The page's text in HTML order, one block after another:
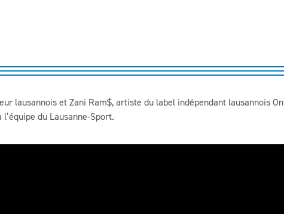
lausannois et Zani Ram$, artiste du label indépendant lausannois On
du Lausanne-Sport.